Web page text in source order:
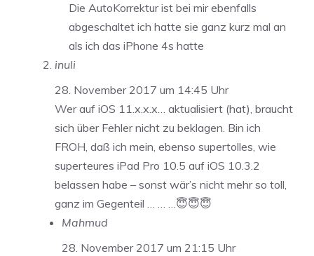
Die AutoKorrektur ist bei mir ebenfalls
abgeschaltet ich hatte sie ganz kurz mal an
als ich das iPhone 4s hatte
inuli
28. November 2017 um 14:45 Uhr
Wer auf iOS 11.x.x.x… aktualisiert (hat), braucht
sich über Fehler nicht zu beklagen. Bin ich
FROH, daß ich mein, ebenso supertolles, wie
superteures iPad Pro 10.5 auf iOS 10.3.2
belassen habe – sonst wär’s nicht mehr so toll,
ganz im Gegenteil … … …😇😇😇
Mahmud
28. November 2017 um 21:15 Uhr